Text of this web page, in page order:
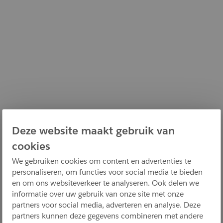
Deze website maakt gebruik van
cookies
We gebruiken cookies om content en advertenties te
personaliseren, om functies voor social media te bieden
en om ons websiteverkeer te analyseren. Ook delen we
informatie over uw gebruik van onze site met onze
partners voor social media, adverteren en analyse. Deze
partners kunnen deze gegevens combineren met andere